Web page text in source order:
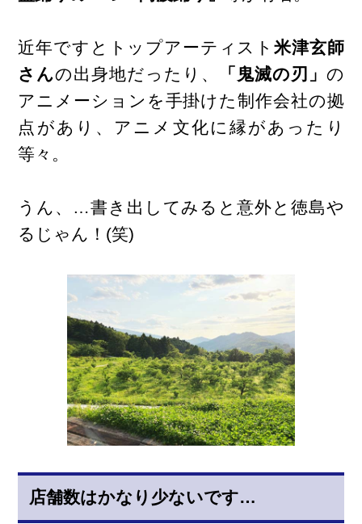
近年ですとトップアーティスト米津玄師
さんの出身地だったり、 「鬼滅の刃」 の
アニメーションを手掛けた制作会社の拠
点があり、アニメ文化に縁があったり
等々。
うん、…書き出してみると意外と徳島や
るじゃん！(笑)
店舗数はかなり少ないです…